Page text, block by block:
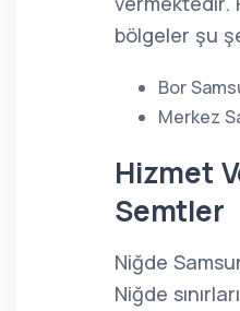
bölgeler şu
Bor
Merkez
Hizmet
Semtler
Niğde
Niğde